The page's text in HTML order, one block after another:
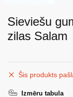
Sieviešu
zilas Salam
Šis produkts
Izmēru tabula